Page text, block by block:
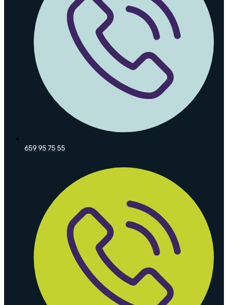
659 95 75 55